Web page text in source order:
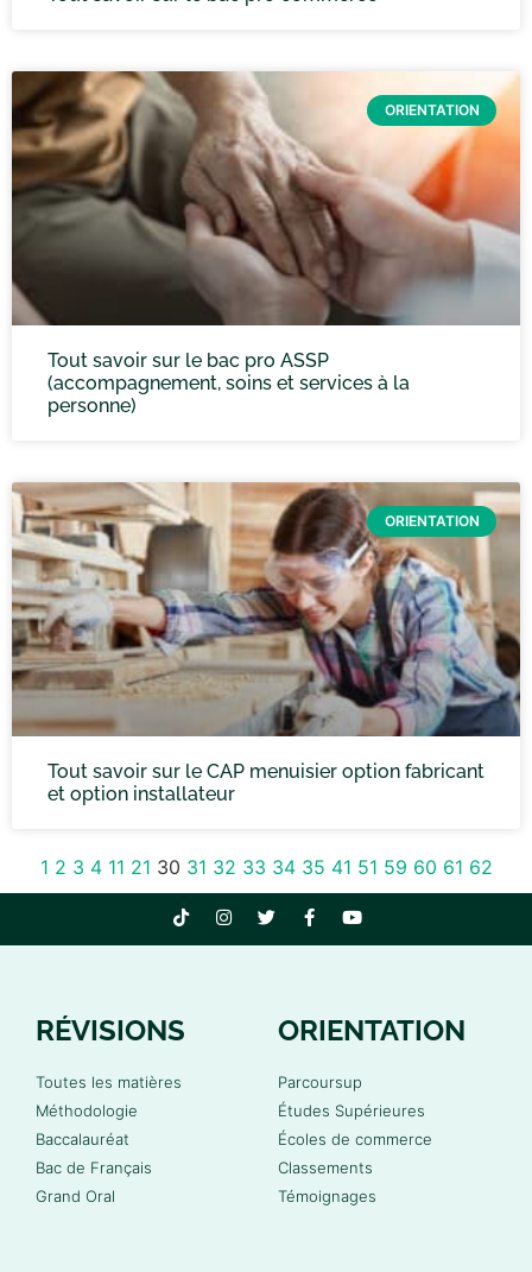
ORIENTATION
Tout savoir sur le bac pro ASSP
(accompagnement, soins et services à la
personne)
ORIENTATION
Tout savoir sur le CAP menuisier option fabricant
et option installateur
1 2 3 4 11 21 30 31 32 33 34 35 41 51 59 60 61 62
RÉVISIONS
Toutes les matières
Méthodologie
Baccalauréat
Bac de Français
Grand Oral
ORIENTATION
Parcoursup
Études Supérieures
Écoles de commerce
Classements
Témoignages